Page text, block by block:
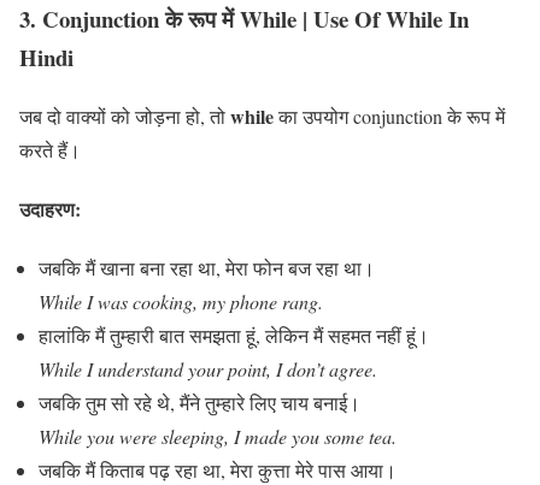
3. Conjunction के रूप में While | Use Of While In
Hindi
जब दो वाक्यों को जोड़ना हो, तोwhileका उपयोग conjunction के रूप में
करते हैं।
उदाहरण:
जबकि मैं खाना बना रहा था, मेरा फोन बज रहा था।
While I was cooking, my phone rang.
हालांकि मैं तुम्हारी बात समझता हूं, लेकिन मैं सहमत नहीं हूं।
While I understand your point, I don’t agree.
जबकि तुम सो रहे थे, मैंने तुम्हारे लिए चाय बनाई।
While you were sleeping, I made you some tea.
जबकि मैं किताब पढ़ रहा था, मेरा कुत्ता मेरे पास आया।